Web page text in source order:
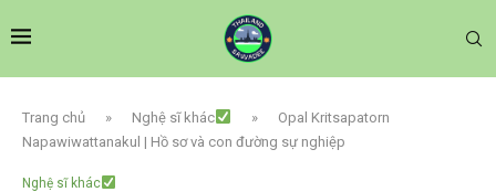
Trang chủ » Nghệ sĩ khác »
Opal Kritsapatorn
Napawiwattanakul | Hồ sơ và con đường sự nghiệp
Nghệ sĩ khác